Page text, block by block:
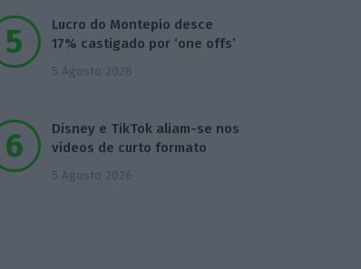
Lucro do Montepio desce
17% castigado por ‘one offs’
5 Agosto 2026
Disney e TikTok aliam-se nos
vídeos de curto formato
5 Agosto 2026